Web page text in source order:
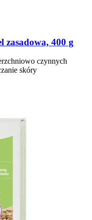
zasadowa, 400 g
czynnych
skóry